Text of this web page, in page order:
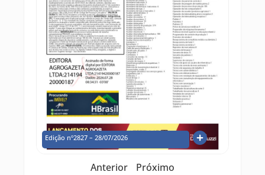
Edição nº2827 – 28/07/2026
Anterior Próximo